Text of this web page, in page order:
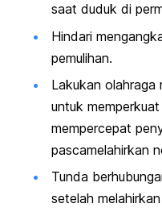
saat duduk di
Hindari
pemulihan.
Lakukan olahraga
untuk
mempercepat
pascamelahirkan
Tunda
setelah